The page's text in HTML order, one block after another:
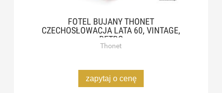
FOTEL BUJANY THONET
CZECHOSŁOWACJA LATA 60, VINTAGE,
RETRO
Thonet
zapytaj o cenę